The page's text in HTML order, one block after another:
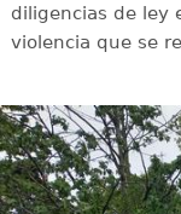
diligencias de ley
violencia que se